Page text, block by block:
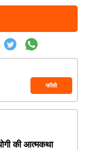
फॉलो
की आत्मकथा